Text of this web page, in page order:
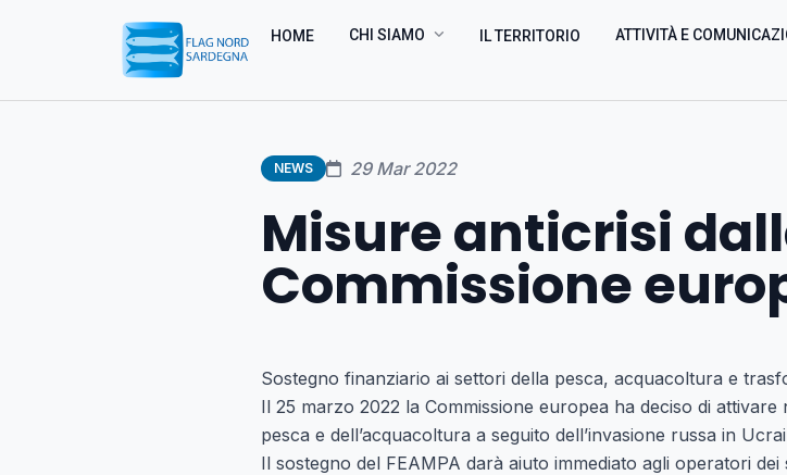
HOME CHI SIAMO IL TERRITORIO ATTIVITÀ E
NEWS 29 Mar 2022
Misure anticrisi
Commissione
Sostegno finanziario ai settori della pesca, acquacoltura e
Il 25 marzo 2022 la Commissione europea ha deciso di
pesca e dell’acquacoltura a seguito dell’invasione russa in
Il sostegno del FEAMPA darà aiuto immediato agli operatori